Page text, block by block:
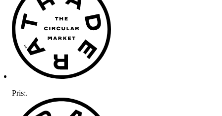
Pris:.